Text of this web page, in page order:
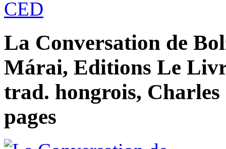
CED
La Conversation de
Márai, Editions Le
trad. hongrois, Charles
pages